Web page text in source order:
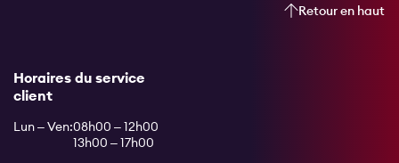
et actualisent en
Retour en haut
Horaires du service
client
Lun – Ven:08h00 – 12h00
13h00 – 17h00